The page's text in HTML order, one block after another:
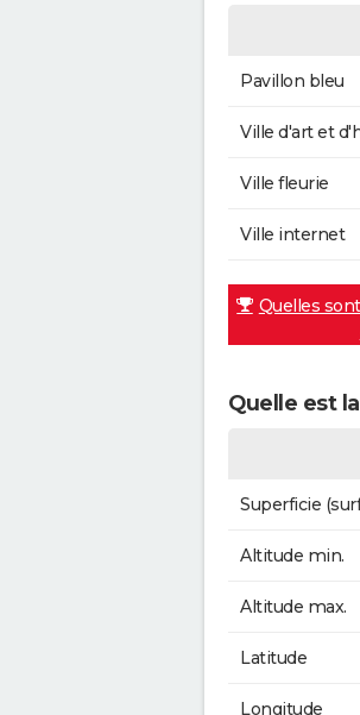
Pavillon bleu
Ville d'art et
Ville fleurie
Ville internet
Quelles
Quelle est
Superficie
Altitude min.
Altitude max.
Latitude
Longitude